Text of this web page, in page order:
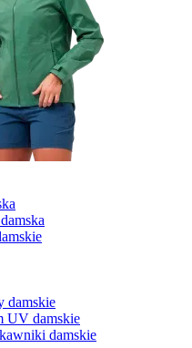
damskie
UV damskie
damskie